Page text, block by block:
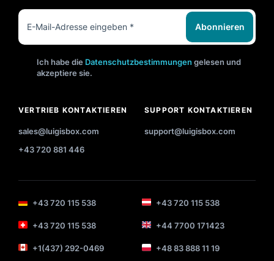
Abonnieren
Ich habe die Datenschutzbestimmungen gelesen und
akzeptiere sie.
VERTRIEB KONTAKTIEREN
sales@luigisbox.com
+43 720 881 446
SUPPORT KONTAKTIEREN
support@luigisbox.com
+43 720 115 538 +43 720 115 538
+43 720 115 538 +44 7700 171423
+1(437) 292-0469 +48 83 888 11 19